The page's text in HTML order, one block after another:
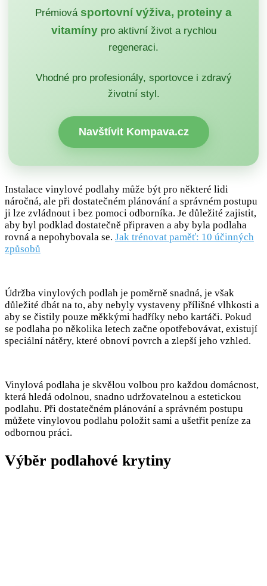
Prémiová sportovní výživa, proteiny a
vitamínypro aktivní život a rychlou
regeneraci.
Vhodné pro profesionály, sportovce i zdravý
životní styl.
Navštívit Kompava.cz
Instalace vinylové podlahy může být pro některé lidi
náročná, ale při dostatečném plánování a správném postupu
ji lze zvládnout i bez pomoci odborníka. Je důležité zajistit,
aby byl podklad dostatečně připraven a aby byla podlaha
rovná a nepohybovala se. Jak trénovat paměť: 10 účinných
způsobů
Údržba vinylových podlah je poměrně snadná, je však
důležité dbát na to, aby nebyly vystaveny přílišné vlhkosti a
aby se čistily pouze měkkými hadříky nebo kartáči. Pokud
se podlaha po několika letech začne opotřebovávat, existují
speciální nátěry, které obnoví povrch a zlepší jeho vzhled.
Vinylová podlaha je skvělou volbou pro každou domácnost,
která hledá odolnou, snadno udržovatelnou a estetickou
podlahu. Při dostatečném plánování a správném postupu
můžete vinylovou podlahu položit sami a ušetřit peníze za
odbornou práci.
Výběr podlahové krytiny